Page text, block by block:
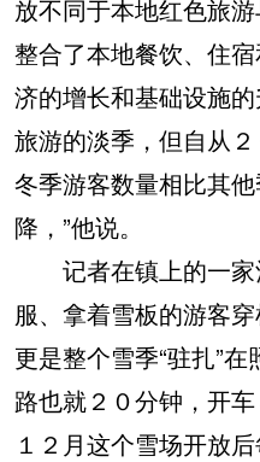
放不同于本地红色旅
整合了本地餐饮、住
济的增长和基础设施
旅游的淡季，但自从
冬季游客数量相比其
降，”他说。
记者在镇上的一家
服、拿着雪板的游客
更是整个雪季“驻扎”
路也就２０分钟，开
１２月这个雪场开放